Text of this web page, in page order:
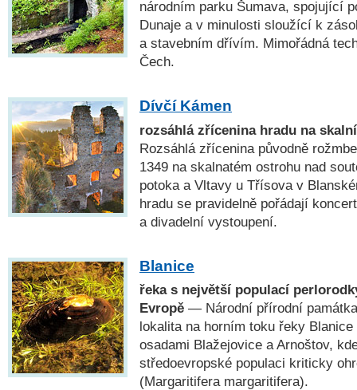
národním parku Šumava, spojující
Dunaje a v minulosti sloužící k
a stavebním dřívím. Mimořádná
Čech.
Dívčí Kámen
rozsáhlá zřícenina hradu na
Rozsáhlá zřícenina původně
1349 na skalnatém ostrohu nad
potoka a Vltavy u Třísova v
hradu se pravidelně pořádají
a divadelní vystoupení.
Blanice
řeka s největší populací
Evropě — Národní přírodní
lokalita na horním toku řeky
osadami Blažejovice a Arnoštov,
středoevropské populaci kriticky
(Margaritifera margaritifera).